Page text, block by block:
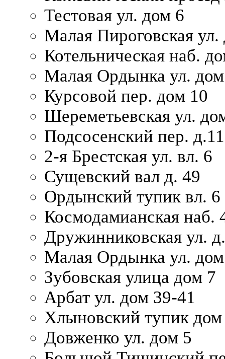
Тестовая ул. дом 6
Малая Пироговская
Котельническая наб.
Малая Ордынка ул.
Курсовой пер. дом 10
Шереметьевская ул.
Подсосенский пер. д.11
2-я Брестская ул. вл. 6
Сущевский вал д. 49
Ордынский тупик вл. 6
Космодамианская наб.
Дружинниковская ул.
Малая Ордынка ул.
Зубовская улица дом 7
Арбат ул. дом 39-41
Хлыновский тупик
Довженко ул. дом 5